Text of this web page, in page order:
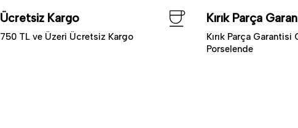
Ücretsiz Kargo
750 TL ve Üzeri Ücretsiz Kargo
Kırık Parça
Kırık Parça Garantisi
Porselende